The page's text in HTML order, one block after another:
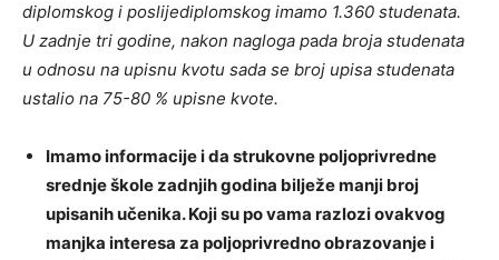
diplomskog i poslijediplomskog imamo 1.360 studenata.
U zadnje tri godine, nakon nagloga pada broja studenata
u odnosu na upisnu kvotu sada se broj upisa studenata
ustalio na 75-80 % upisne kvote.
Imamo informacije i da strukovne poljoprivredne
srednje škole zadnjih godina bilježe manji broj
upisanih učenika. Koji su po vama razlozi ovakvog
manjka interesa za poljoprivredno obrazovanje i